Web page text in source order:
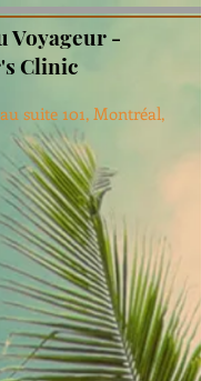
Voyageur -
Clinic
suite 101, Montréal,